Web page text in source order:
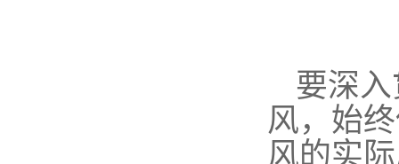
要深
风，始
风的实